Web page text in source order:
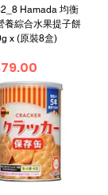
Hamada 均衡
養綜合水果提子餅
x (原裝8盒)